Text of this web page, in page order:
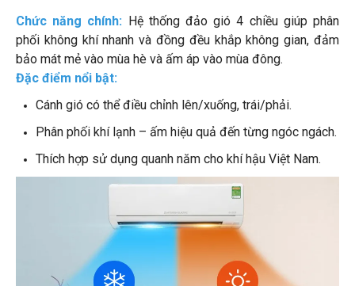
Chức năng chính: Hệ thống đảo gió 4 chiều giúp phân
phối không khí nhanh và đồng đều khắp không gian, đảm
bảo mát mẻ vào mùa hè và ấm áp vào mùa đông.
Đặc điểm nổi bật:
Cánh gió có thể điều chỉnh lên/xuống, trái/phải.
Phân phối khí lạnh – ấm hiệu quả đến từng ngóc ngách.
Thích hợp sử dụng quanh năm cho khí hậu Việt Nam.